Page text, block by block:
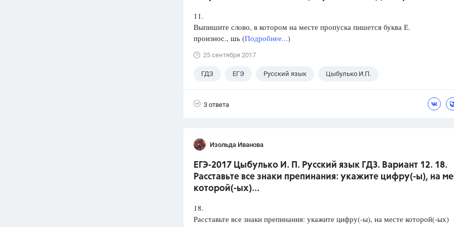
11.
Выпишите слово, в котором на месте пропуска пишется буква Е.
произнос., шь (Подробнее...)
25 сентября 2017
ГДЗ ЕГЭ Русский язык Цыбулько И.П.
3 ответа
Изольда Иванова
ЕГЭ-2017 Цыбулько И. П. Русский язык ГДЗ. Вариант 12. 18.
Расставьте все знаки препинания: укажите цифру(-ы), на
которой(-ых)...
18.
Расставьте все знаки препинания: укажите цифру(-ы), на месте которой(-ых)